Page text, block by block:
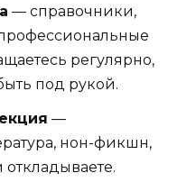
— справочники,
регулярно,
под рукой.
—
нон-фикшн,
откладываете.